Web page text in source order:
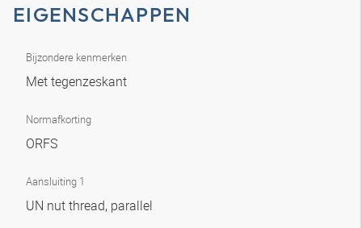
EIGENSCHAPPEN
Bijzondere kenmerken
Met tegenzeskant
Normafkorting
ORFS
Aansluiting 1
UN nut thread, parallel